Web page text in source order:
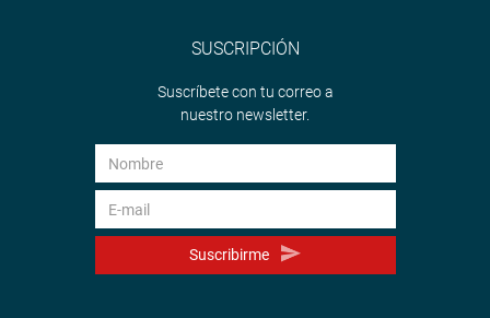
SUSCRIPCIÓN
Suscríbete con tu correo a
nuestro newsletter.
Suscribirme